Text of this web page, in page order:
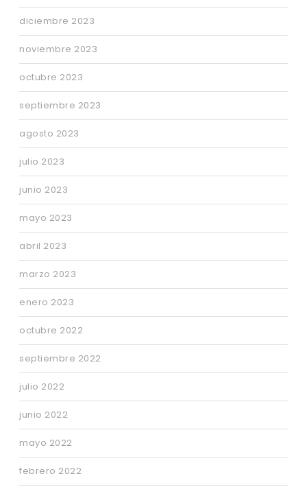
diciembre 2023
noviembre 2023
octubre 2023
septiembre 2023
agosto 2023
julio 2023
junio 2023
mayo 2023
abril 2023
marzo 2023
enero 2023
octubre 2022
septiembre 2022
julio 2022
junio 2022
mayo 2022
febrero 2022